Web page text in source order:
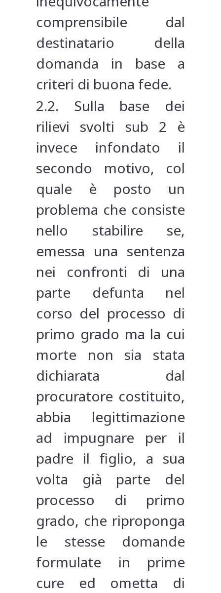
comprensibile dal
destinatario della
domanda in base a
criteri di buona fede.
2.2. Sulla base dei
rilievi svolti sub 2 è
invece infondato il
secondo motivo, col
quale è posto un
problema che consiste
nello stabilire se,
emessa una sentenza
nei confronti di una
parte defunta nel
corso del processo di
primo grado ma la cui
morte non sia stata
dichiarata dal
procuratore costituito,
abbia legittimazione
ad impugnare per il
padre il figlio, a sua
volta già parte del
processo di primo
grado, che riproponga
le stesse domande
formulate in prime
cure ed ometta di